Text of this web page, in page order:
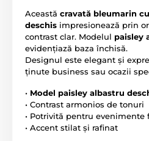
Această cravată bleumarin
deschis impresionează prin
contrast clar. Modelul paisley
evidențiază baza închisă.
Designul este elegant și
ținute business sau ocazii
• Model paisley albastru
• Contrast armonios de tonuri
• Potrivită pentru evenimente
• Accent stilat și rafinat